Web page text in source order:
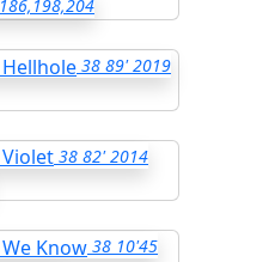
186,198,204
38 89' 2019
38 82' 2014
38 10'45